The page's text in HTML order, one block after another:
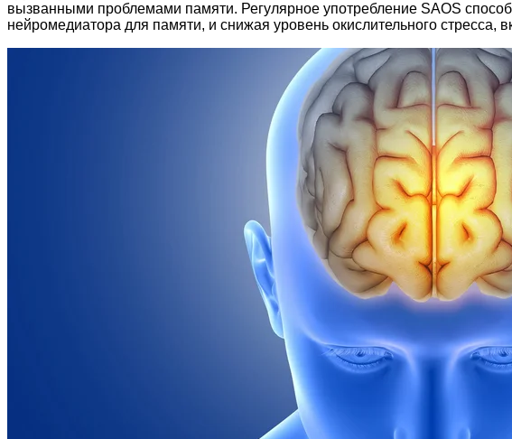
вызванными проблемами памяти. Регулярное употребление SAOS
нейромедиатора для памяти, и снижая уровень окислительного